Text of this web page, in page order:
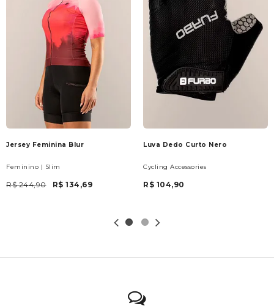
Jersey Feminina Blur
Feminino | Slim
R$ 244,90 R$ 134,69
Luva Dedo Curto Nero
Cycling Accessories
R$ 104,90